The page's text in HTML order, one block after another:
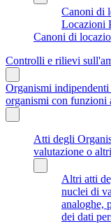
Canoni di
Locazioni
Canoni di
Controlli e rilievi
Organismi
organismi con funzioni
Atti degli
valutazione o
Altri atti
nuclei di
analoghe,
dei dati